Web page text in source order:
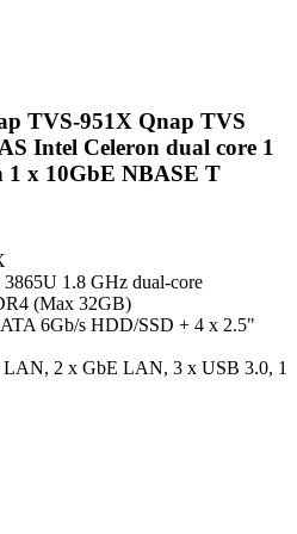
TVS-951X Qnap TVS
Intel Celeron dual core 1
1 x 10GbE NBASE T
3865U 1.8 GHz dual-core
(Max 32GB)
6Gb/s HDD/SSD + 4 x 2.5"
LAN, 2 x GbE LAN, 3 x USB 3.0, 1